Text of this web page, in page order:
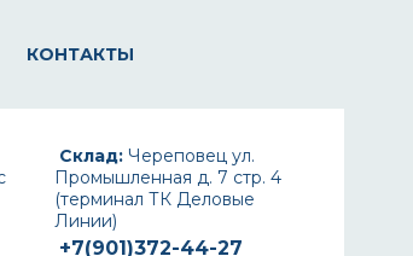
КОНТАКТЫ
Склад: Череповец ул.
Промышленная д. 7 стр. 4
(терминал ТК Деловые
Линии)
+7(901)372-44-27